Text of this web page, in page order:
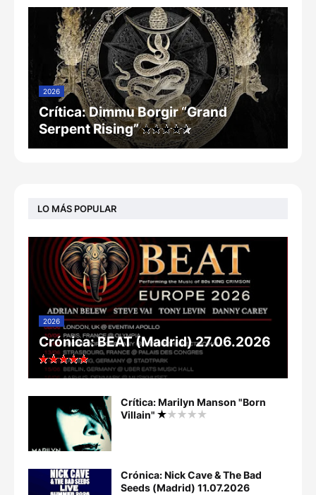
2026
Crítica: Dimmu Borgir “Grand
Serpent Rising”
LO MÁS POPULAR
2026
Crónica: BEAT (Madrid) 27.06.2026
Crítica: Marilyn Manson "Born
Villain"
Crónica: Nick Cave & The Bad
Seeds (Madrid) 11.07.2026